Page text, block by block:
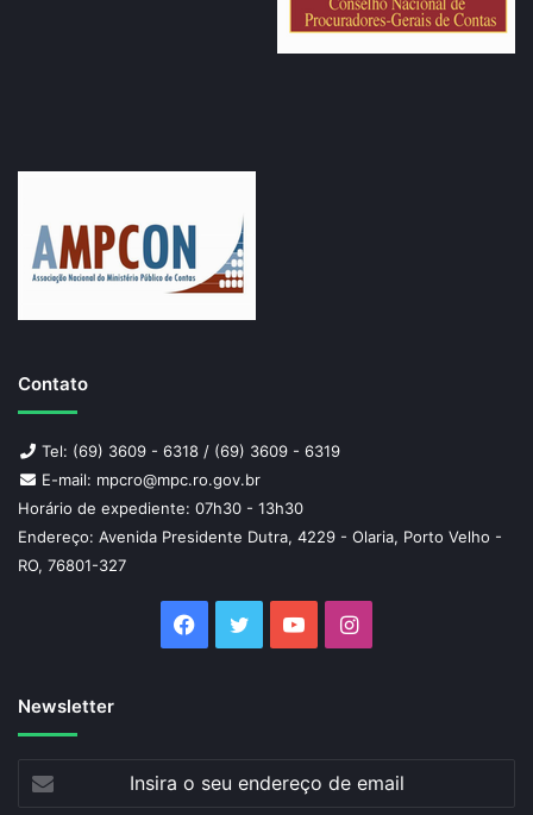
Contato
Tel: (69) 3609 - 6318 / (69) 3609 - 6319
E-mail: mpcro@mpc.ro.gov.br
Horário de expediente: 07h30 - 13h30
Endereço: Avenida Presidente Dutra, 4229 - Olaria, Porto Velho -
RO, 76801-327
Facebook
TwitterYouTubeInstagram
Newsletter